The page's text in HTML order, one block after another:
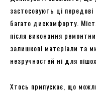
застосовують ці
багато дискомфорту.
після виконання
залишкові матеріали та
незручностей ні для
Хтось припускає, що